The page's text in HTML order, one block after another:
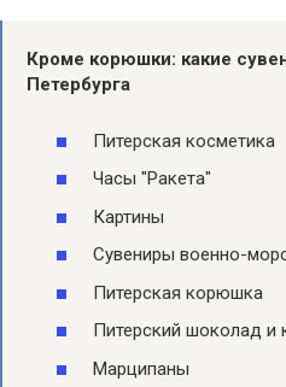
Кроме корюшки: какие
Петербурга
Питерская косметика
Часы "Ракета"
Картины
Сувениры военно-
Питерская корюшка
Питерский шоколад и
Марципаны